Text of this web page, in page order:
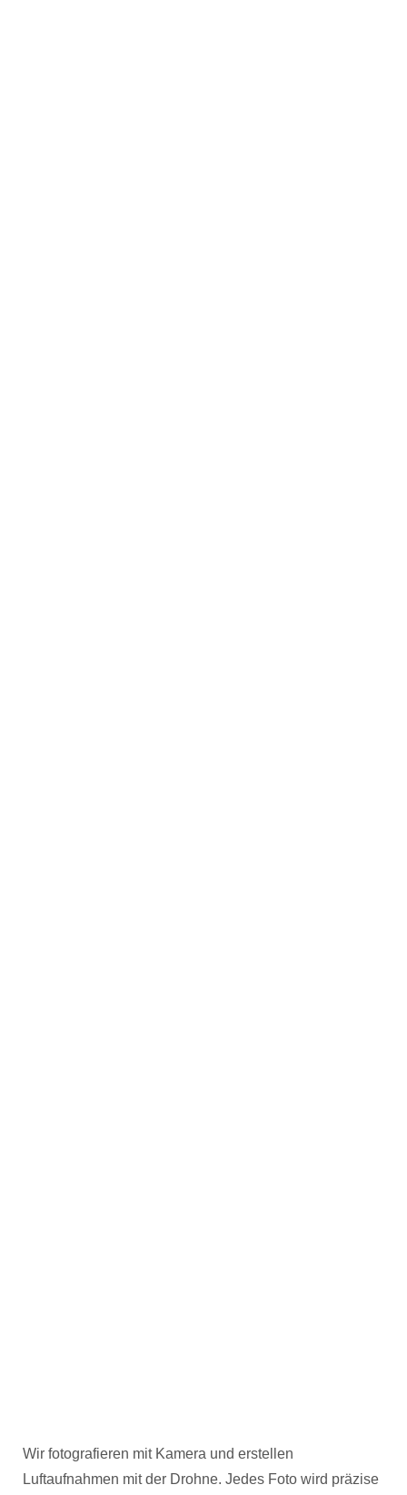
Wir fotografieren mit Kamera und erstellen
Luftaufnahmen mit der Drohne. Jedes Foto wird präzise